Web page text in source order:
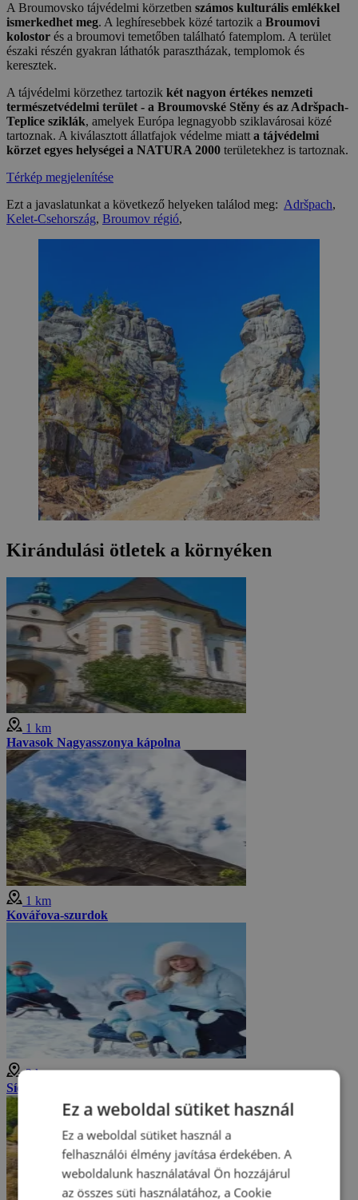
A Broumovsko tájvédelmi körzetben számos kulturális emlékkel
ismerkedhet meg. A leghíresebbek közé tartozik a Broumovi
kolostor és a broumovi temetőben található fatemplom. A terület
északi részén gyakran láthatók parasztházak, templomok és
keresztek.
A tájvédelmi körzethez tartozik két nagyon értékes nemzeti
természetvédelmi terület - a Broumovské Stěny és az Adršpach-
Teplice sziklák, amelyek Európa legnagyobb sziklavárosai közé
tartoznak. A kiválasztott állatfajok védelme miatt a tájvédelmi
körzet egyes helységei a NATURA 2000 területekhez is tartoznak.
Térkép megjelenítése
Ezt a javaslatunkat a következő helyeken találod meg: Adršpach,
Kelet-Csehország, Broumov régió,
Kirándulási ötletek a környéken
1 km
Havasok Nagyasszonya kápolna
1 km
Kovářova-szurdok
2 km
Síelés Adršpachban
Ez a weboldal sütiket használ
Ez a weboldal sütiket használ a
felhasználói élmény javítása érdekében. A
weboldalunk használatával Ön hozzájárul
az összes süti használatához, a Cookie